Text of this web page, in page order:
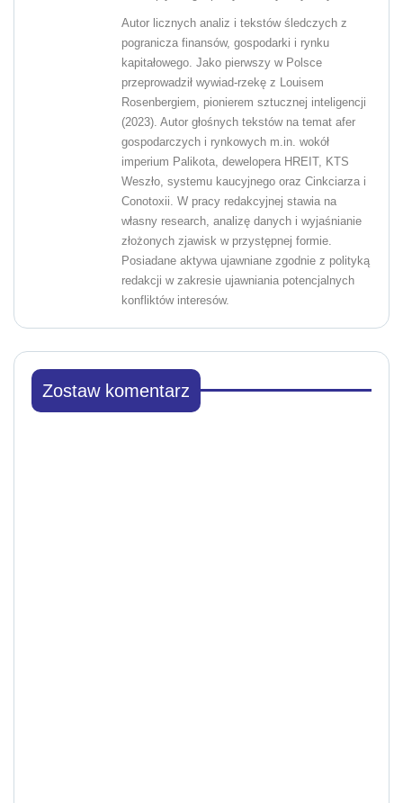
Autor licznych analiz i tekstów śledczych z
pogranicza finansów, gospodarki i rynku
kapitałowego. Jako pierwszy w Polsce
przeprowadził wywiad-rzekę z Louisem
Rosenbergiem, pionierem sztucznej inteligencji
(2023). Autor głośnych tekstów na temat afer
gospodarczych i rynkowych m.in. wokół
imperium Palikota, dewelopera HREIT, KTS
Weszło, systemu kaucyjnego oraz Cinkciarza i
Conotoxii. W pracy redakcyjnej stawia na
własny research, analizę danych i wyjaśnianie
złożonych zjawisk w przystępnej formie.
Posiadane aktywa ujawniane zgodnie z polityką
redakcji w zakresie ujawniania potencjalnych
konfliktów interesów.
Zostaw komentarz